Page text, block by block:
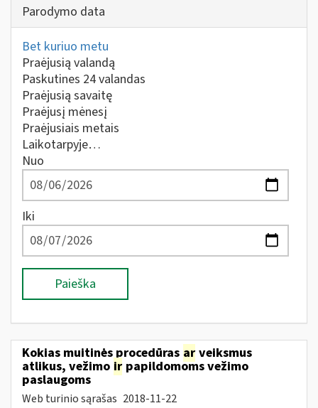
Parodymo data
Bet kuriuo metu
Praėjusią valandą
Paskutines 24 valandas
Praėjusią savaitę
Praėjusį mėnesį
Praėjusiais metais
Laikotarpyje…
Nuo
Iki
Paieška
Kokias muitinės procedūras ar veiksmus
atlikus, vežimo ir papildomoms vežimo
paslaugoms
Web turinio sąrašas 2018-11-22